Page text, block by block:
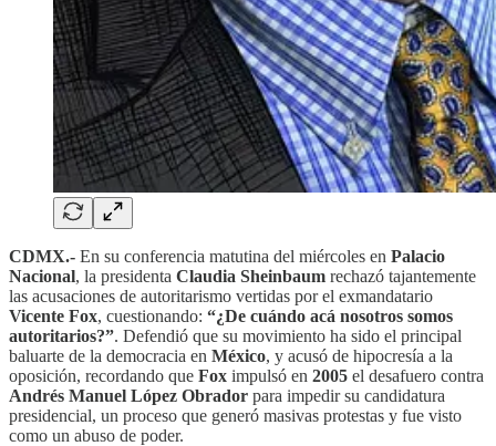
CDMX.- En su conferencia matutina del miércoles en Palacio
Nacional, la presidenta Claudia Sheinbaum rechazó tajantemente
las acusaciones de autoritarismo vertidas por el exmandatario
Vicente Fox, cuestionando: “¿De cuándo acá nosotros somos
autoritarios?”. Defendió que su movimiento ha sido el principal
baluarte de la democracia en México, y acusó de hipocresía a la
oposición, recordando que Fox impulsó en 2005 el desafuero contra
Andrés Manuel López Obrador para impedir su candidatura
presidencial, un proceso que generó masivas protestas y fue visto
como un abuso de poder.